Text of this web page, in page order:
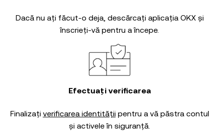
Dacă nu ați făcut-o deja, descărcați aplicația OKX și
înscrieți-vă pentru a începe.
Efectuați verificarea
Finalizați verificarea identității pentru a vă păstra contul
și activele în siguranță.